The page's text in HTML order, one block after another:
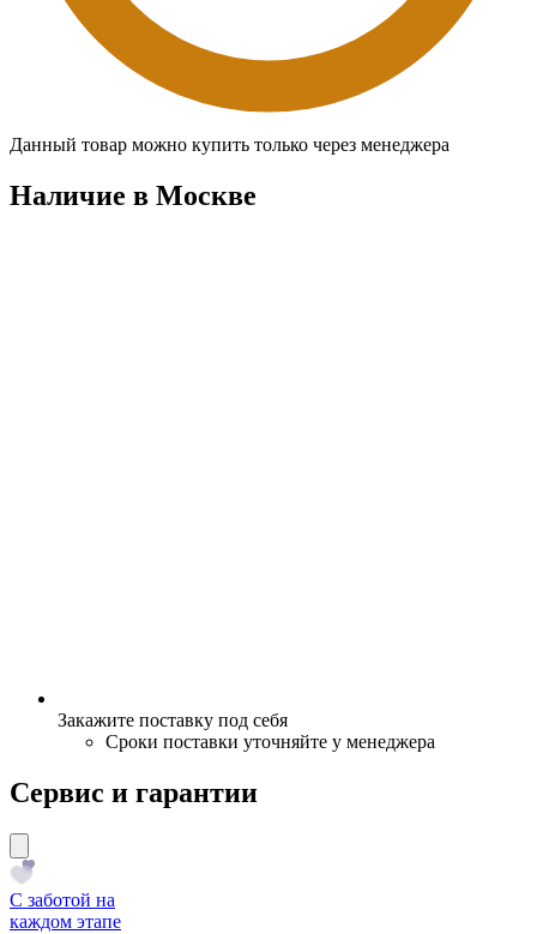
Данный товар можно купить только через менеджера
Наличие в Москвe
Закажите поставку под себя
Сроки поставки уточняйте у менеджера
Сервис и гарантии
С заботой на
каждом этапе